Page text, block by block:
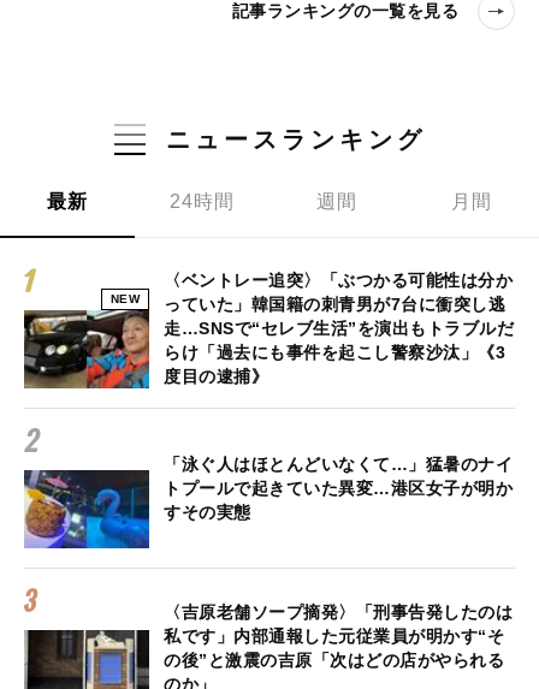
記事ランキングの一覧を見る
ニュースランキング
最新 24時間 週間 月間
NEW
〈ベントレー追突〉「ぶつかる可能性は分か
っていた」韓国籍の刺青男が7台に衝突し逃
走…SNSで“セレブ生活”を演出もトラブルだ
らけ「過去にも事件を起こし警察沙汰」《3
度目の逮捕》
「泳ぐ人はほとんどいなくて…」猛暑のナイ
トプールで起きていた異変…港区女子が明か
すその実態
〈吉原老舗ソープ摘発〉「刑事告発したのは
私です」内部通報した元従業員が明かす“そ
の後”と激震の吉原「次はどの店がやられる
のか」